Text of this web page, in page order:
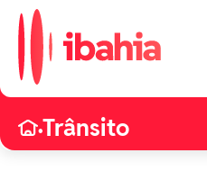
•Trânsito